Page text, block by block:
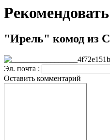
"Ирель" комод из
Эл. почта :
Оставить комментарий